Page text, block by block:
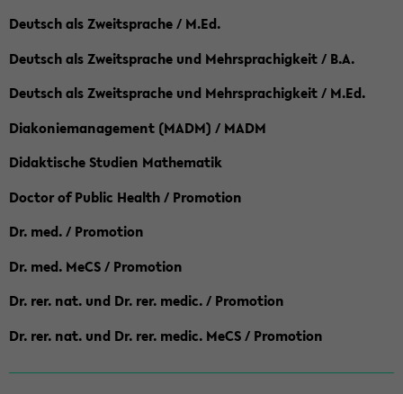
Deutsch als Zweitsprache / M.Ed.
Deutsch als Zweitsprache und Mehrsprachigkeit / B.A.
Deutsch als Zweitsprache und Mehrsprachigkeit / M.Ed.
Diakoniemanagement (MADM) / MADM
Didaktische Studien Mathematik
Doctor of Public Health / Promotion
Dr. med. / Promotion
Dr. med. MeCS / Promotion
Dr. rer. nat. und Dr. rer. medic. / Promotion
Dr. rer. nat. und Dr. rer. medic. MeCS / Promotion